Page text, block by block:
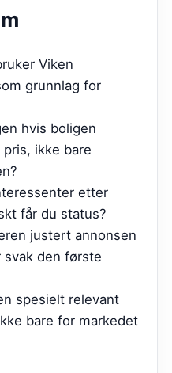
Viken
grunnlag for
hvis boligen
ikke bare
etter
får du status?
justert annonsen
svak den første
spesielt relevant
bare for markedet